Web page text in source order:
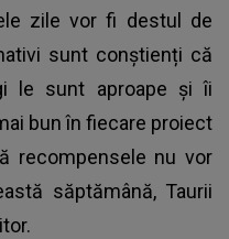
zile vor fi destul de
sunt conștienți că
le sunt aproape și îi
bun în fiecare proiect
recompensele nu vor
săptămână, Taurii